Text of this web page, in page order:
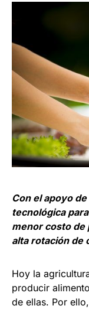
Con el apoyo
tecnológica
menor costo de
alta rotación de
Hoy la
producir
de ellas. Por